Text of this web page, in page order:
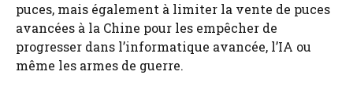
puces, mais également à limiter la vente de puces
avancées à la Chine pour les empêcher de
progresser dans l’informatique avancée, l’IA ou
même les armes de guerre.